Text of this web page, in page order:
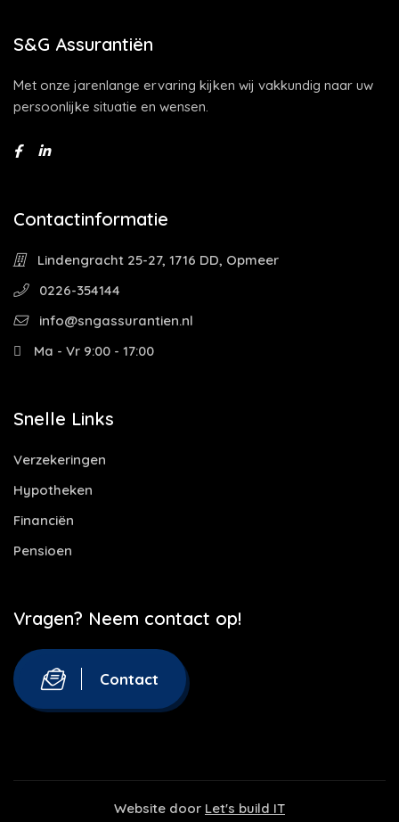
S&G Assurantiën
Met onze jarenlange ervaring kijken wij vakkundig naar uw
persoonlijke situatie en wensen.
Contactinformatie
Lindengracht 25-27, 1716 DD, Opmeer
0226-354144
info@sngassurantien.nl
Ma - Vr 9:00 - 17:00
Snelle Links
Verzekeringen
Hypotheken
Financiën
Pensioen
Vragen? Neem contact op!
Contact
Website door Let's build IT